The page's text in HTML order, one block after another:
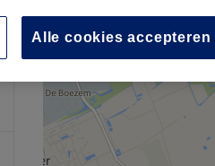
−
Alle cookies accepteren